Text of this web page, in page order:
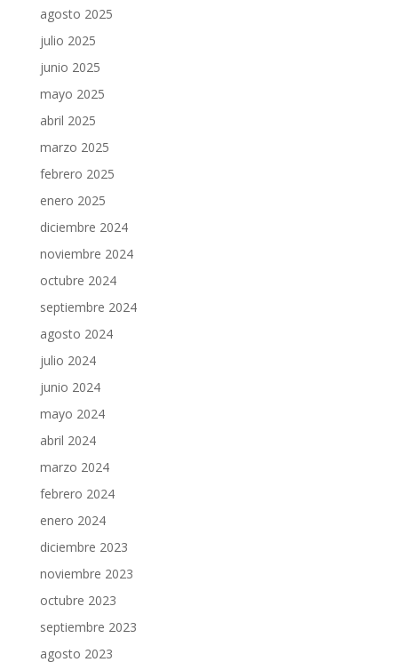
agosto 2025
julio 2025
junio 2025
mayo 2025
abril 2025
marzo 2025
febrero 2025
enero 2025
diciembre 2024
noviembre 2024
octubre 2024
septiembre 2024
agosto 2024
julio 2024
junio 2024
mayo 2024
abril 2024
marzo 2024
febrero 2024
enero 2024
diciembre 2023
noviembre 2023
octubre 2023
septiembre 2023
agosto 2023